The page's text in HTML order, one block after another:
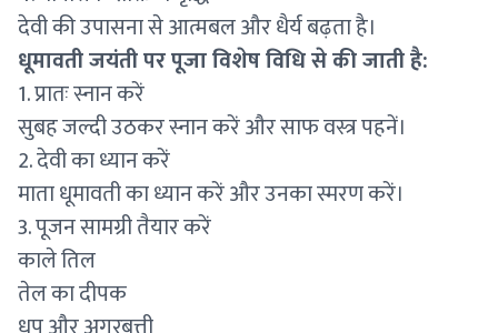
देवी की उपासना से आत्मबल और धैर्य बढ़ता है।
धूमावती जयंती पर पूजा विशेष विधि से की जाती है:
1. प्रातः स्नान करें
सुबह जल्दी उठकर स्नान करें और साफ वस्त्र पहनें।
2. देवी का ध्यान करें
माता धूमावती का ध्यान करें और उनका स्मरण करें।
3. पूजन सामग्री तैयार करें
काले तिल
तेल का दीपक